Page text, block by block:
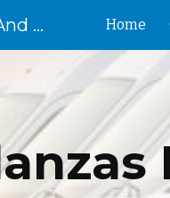
to main content
Removal Birmingham House And Flat Removals And Clearances Home